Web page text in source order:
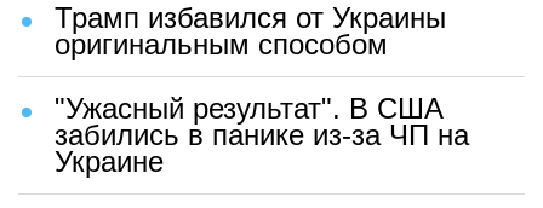
Трамп избавился от Украины
оригинальным способом
"Ужасный результат". В США
забились в панике из-за ЧП на
Украине